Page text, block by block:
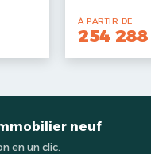
À PARTIR DE
254
neuf
en un clic.